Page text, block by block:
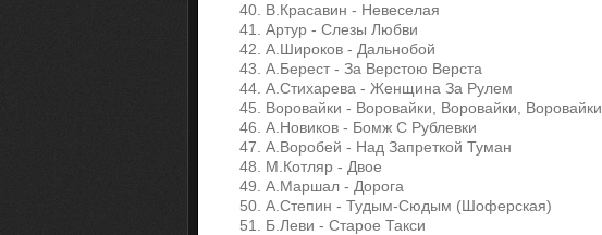
40. В.Красавин - Невеселая
41. Артур - Слезы Любви
42. А.Широков - Дальнобой
43. А.Берест - За Верстою Верста
44. А.Стихарева - Женщина За Рулем
45. Воровайки - Воровайки, Воровайки, Воровайки
46. А.Новиков - Бомж С Рублевки
47. А.Воробей - Над Запреткой Туман
48. М.Котляр - Двое
49. А.Маршал - Дорога
50. А.Степин - Тудым-Сюдым (Шоферская)
51. Б.Леви - Старое Такси